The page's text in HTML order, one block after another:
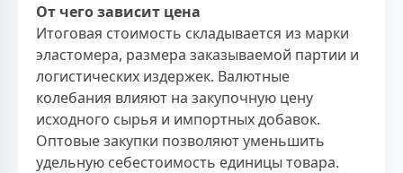
От чего зависит цена
Итоговая стоимость складывается из марки
эластомера, размера заказываемой партии и
логистических издержек. Валютные
колебания влияют на закупочную цену
исходного сырья и импортных добавок.
Оптовые закупки позволяют уменьшить
удельную себестоимость единицы товара.